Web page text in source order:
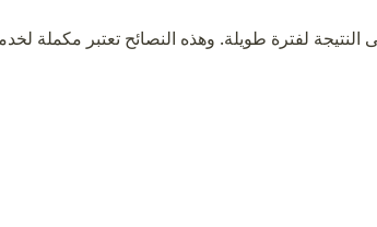
لفترة طويلة. وهذه النصائح تعتبر مكملة